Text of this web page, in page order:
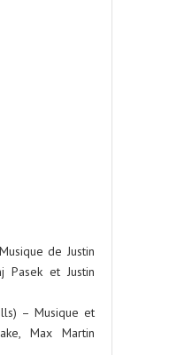
de Justin
et Justin
– Musique et
Max Martin